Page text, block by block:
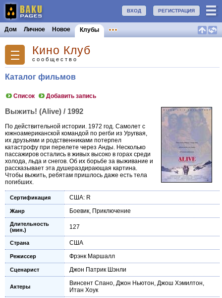
РЕГИСТРАЦИЯ
ВХОД
Дом Личное Новое Клубы
Кино Клуб
сообщество
Каталог фильмов
Список Добавить запись
Выжить! (Alive) / 1992
По действительной истории. 1972 год. Самолет с
южноамериканской командой по регби из Уругвая,
их друзьями и родственниками потерпел
катастрофу при перелете через Анды. Несколько
пассажиров остались в живых высоко в горах среди
холода, льда и снегов. Об их борьбе за выживание и
рассказывает эта душераздирающая картина.
Чтобы выжить, ребятам пришлось даже есть тела
погибших.
Сертификация США: R
Жанр Боевик, Приключение
Длительность
(мин.)
127
Страна США
Режиссер Фрэнк Маршалл
Сценарист Джон Патрик Шэнли
Актеры Винсент Спано, Джон Ньютон, Джош Хэмилтон,
Итан Хоук